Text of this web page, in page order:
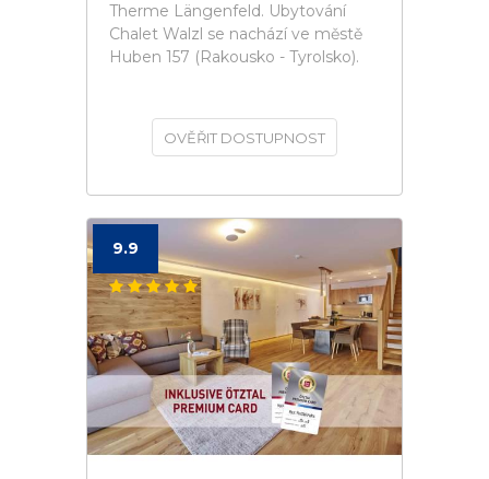
Therme Längenfeld. Ubytování
Chalet Walzl se nachází ve městě
Huben 157 (Rakousko - Tyrolsko).
OVĚŘIT DOSTUPNOST
9.9